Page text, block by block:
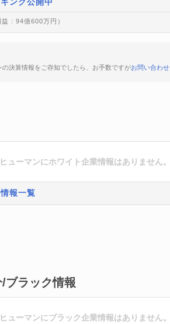
益 : 94億600万円）
決算情報をご存知でしたら、お手数ですがお問い合わせ
ューマンにホワイト企業情報はありません。
報一覧
ブラック情報
ューマンにブラック企業情報はありません。